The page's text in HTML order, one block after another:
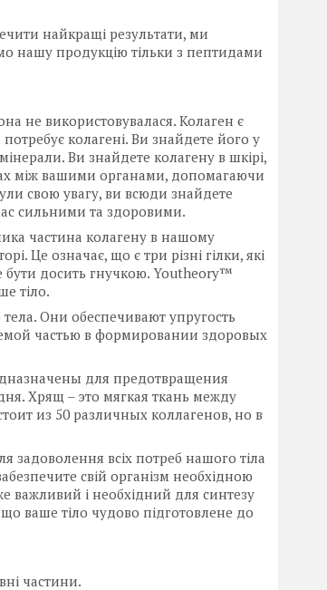
найкращі результати, ми
нашу продукцію тільки з пептидами
не використовувалася. Колаген є
колагені. Ви знайдете його у
Ви знайдете колагену в шкірі,
між вашими органами, допомагаючи
свою увагу, ви всюди знайдете
сильними та здоровими.
частина колагену в нашому
Це означає, що є три різні гілки, які
бути досить гнучкою. Youtheory™
тіло.
Они обеспечивают упругость
частью в формировании здоровых
для предотвращения
Хрящ – это мягкая ткань между
из 50 различных коллагенов, но в
всіх потреб нашого тіла
свій організм необхідною
важливий і необхідний для синтезу
ваше тіло чудово підготовлене до
частини.